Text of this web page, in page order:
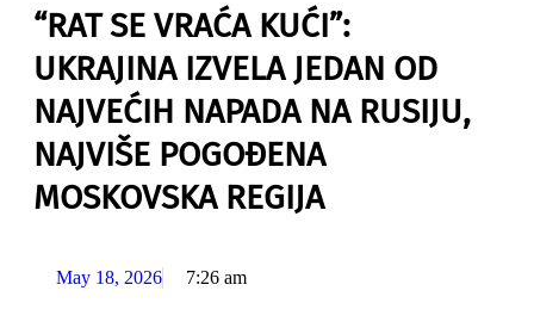
“RAT SE VRAĆA KUĆI”:
UKRAJINA IZVELA JEDAN OD
NAJVEĆIH NAPADA NA RUSIJU,
NAJVIŠE POGOĐENA
MOSKOVSKA REGIJA
May 18, 2026 7:26 am